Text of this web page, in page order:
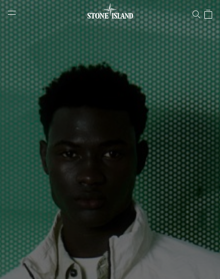
Stone Island 온라인 스토어
NAVIGATION.ARIA.GOTOMAINCONTENT
LABEL.SHOPPINGCOUNTRY 대한민국